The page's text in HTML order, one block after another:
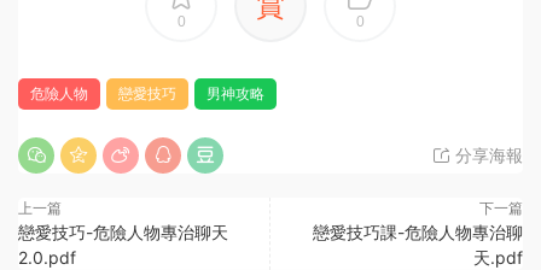
0 0
危險人物 戀愛技巧 男神攻略
分享海報
上一篇
戀愛技巧-危險人物專治聊天
2.0.pdf
下一篇
戀愛技巧課-危險人物專治聊
天.pdf